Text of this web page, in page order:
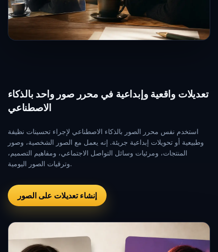
تعديلات واقعية وإبداعية في محرر صور واحد بالذكاء
الاصطناعي
استخدم نفس محرر الصور بالذكاء الاصطناعي لإجراء تحسينات نظيفة
وطبيعية أو تحويلات إبداعية جريئة. إنه يعمل مع الصور الشخصية، وصور
المنتجات، ومرئيات وسائل التواصل الاجتماعي، ومفاهيم التصميم،
وترقيات الصور اليومية.
إنشاء تعديلات على الصور